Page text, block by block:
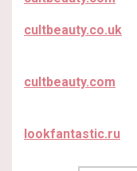
cultbeauty.co.uk
cultbeauty.com
lookfantastic.ru